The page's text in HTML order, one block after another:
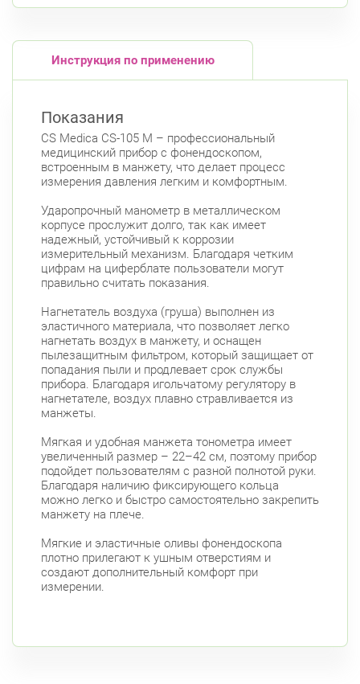
Чкаловская
Б. Монетная ул., д. 10 Круглосуточно
Чкаловская
пр. Королёва, д. 61
Комендантский пр.
Комендантский пр. 67 Круглосуточно
Комендантский пр.
Инструкция по применению
Показания
CS Medica CS-105 M – профессиональный
медицинский прибор c фонендоскопом,
встроенным в манжету, что делает процесс
измерения давления легким и комфортным.
Ударопрочный манометр в металлическом
корпусе прослужит долго, так как имеет
надежный, устойчивый к коррозии
измерительный механизм. Благодаря четким
цифрам на циферблате пользователи могут
правильно считать показания.
Нагнетатель воздуха (груша) выполнен из
эластичного материала, что позволяет легко
нагнетать воздух в манжету, и оснащен
пылезащитным фильтром, который защищает от
попадания пыли и продлевает срок службы
прибора. Благодаря игольчатому регулятору в
нагнетателе, воздух плавно стравливается из
манжеты.
Мягкая и удобная манжета тонометра имеет
увеличенный размер – 22–42 см, поэтому прибор
подойдет пользователям с разной полнотой руки.
Благодаря наличию фиксирующего кольца
можно легко и быстро самостоятельно закрепить
манжету на плече.
Мягкие и эластичные оливы фонендоскопа
плотно прилегают к ушным отверстиям и
создают дополнительный комфорт при
измерении.